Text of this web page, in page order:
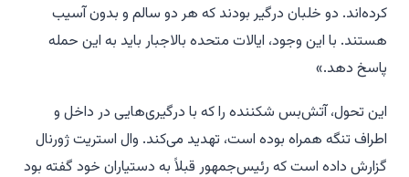
کرده‌اند. دو خلبان درگیر بودند که هر دو سالم و بدون آسیب
هستند. با این وجود، ایالات متحده بالاجبار باید به این حمله
پاسخ دهد.»
این تحول، آتش‌بس شکننده را که با درگیری‌هایی در داخل و
اطراف تنگه همراه بوده است، تهدید می‌کند. وال استریت ژورنال
گزارش داده است که رئیس‌جمهور قبلاً به دستیاران خود گفته بود